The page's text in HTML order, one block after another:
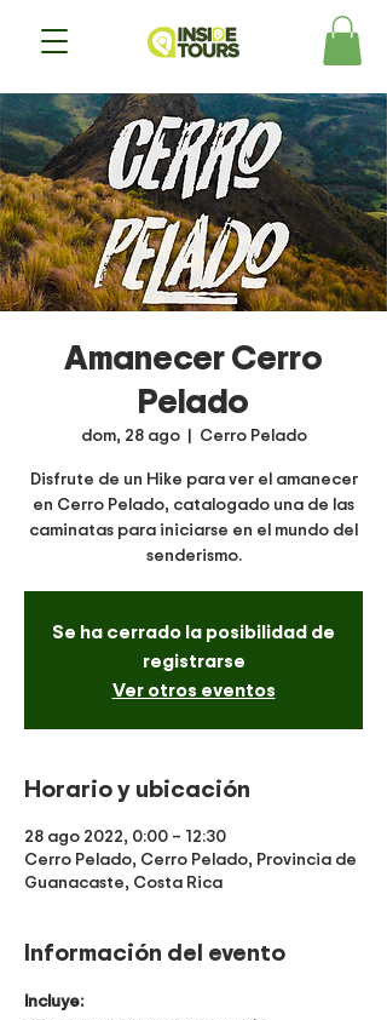
Amanecer Cerro
Pelado
dom, 28 ago
  |
Cerro Pelado
Disfrute de un Hike para ver el amanecer
en Cerro Pelado, catalogado una de las
caminatas para iniciarse en el mundo del
senderismo.
Se ha cerrado la posibilidad de
registrarse
Ver otros eventos
Horario y ubicación
28 ago 2022, 0:00 – 12:30
Cerro Pelado, Cerro Pelado, Provincia de
Guanacaste, Costa Rica
Información del evento
Incluye: